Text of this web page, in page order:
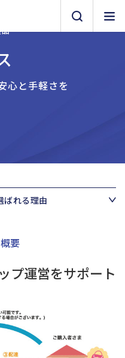
心と手軽さを
ばれる理由
要
プ運営をサポート